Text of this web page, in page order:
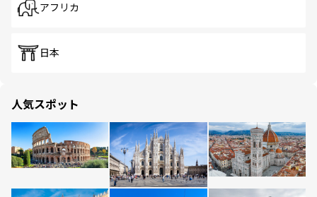
アフリカ
日本
人気スポット